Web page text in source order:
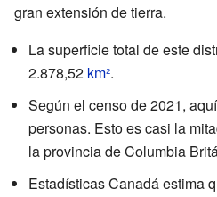
gran extensión de tierra.
La superficie total de este
2.878,52 km².
Según el censo de 2021,
personas. Esto es casi la
la provincia de Columbia
Estadísticas Canadá estima